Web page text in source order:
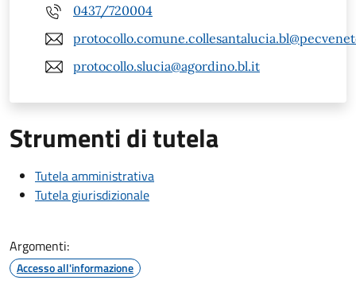
0437/720004
protocollo.slucia@agordino.bl.it
Strumenti di tutela
Tutela amministrativa
Tutela giurisdizionale
Argomenti:
Accesso all'informazione